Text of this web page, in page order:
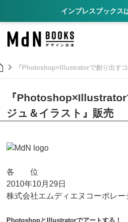
インプレスブックス
『Photoshop×Illustratorで創り出す
『
ジュ＆イラスト』販売
各 位
2010年10月29日
株式会社エムディエヌコーポレー
PhotoshopとIllustratorでアートする！